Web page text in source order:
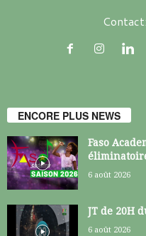
Contact:
ENCORE PLUS NEWS
Faso
6 août 2026
JT de 20H
6 août 2026